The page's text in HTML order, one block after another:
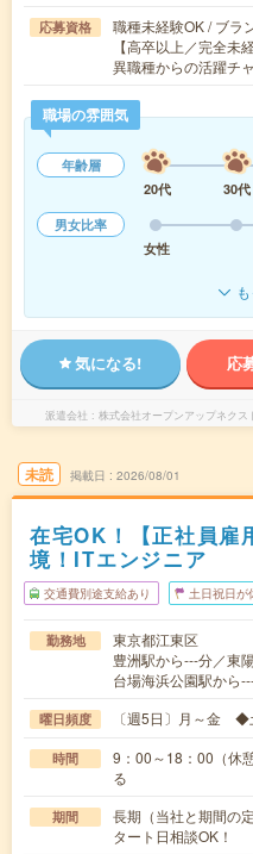
応募資格
職種未経験OK / ブラ
【高卒以上／完全未
異職種からの活躍チ
職場の雰囲気
年齢層
20代
30代
男女比率
女性
気になる! 応
派遣会社 株式会社オープンアップネクス
未読 掲載日 2026/08/01
在宅OK！【正社員雇
境！ITエンジニア
交通費別途支給あり 土日祝日が
勤務地
東京都江東区
豊洲駅から---分／東
台場海浜公園駅から
曜日頻度 〔週5日〕月～金 ◆
時間
9：00～18：00（休
る
期間
長期（当社と期間の
タート日相談OK！